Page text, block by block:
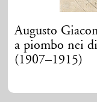
Augusto
a piombo nei
(1907–1915)